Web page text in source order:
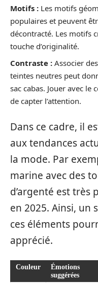
Motifs : Les motifs
populaires et peuvent
décontracté. Les motifs
touche d’originalité.
Contraste : Associer
teintes neutres peut
sac cabas. Jouer avec le
de capter l’attention.
Dans ce cadre, il
aux tendances
la mode. Par
marine avec des
d’argenté est très
en 2025. Ainsi, un
ces éléments
apprécié.
Couleur
Émotions
suggérées